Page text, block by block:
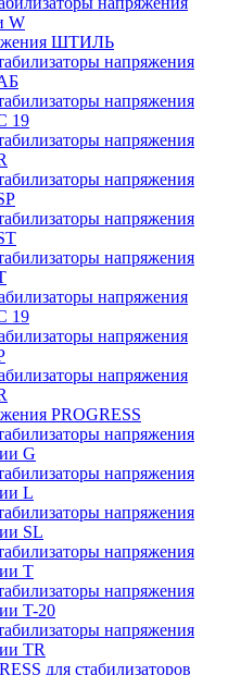
W
ШТИЛЬ
напряжения
напряжения
19
напряжения
напряжения
напряжения
напряжения
напряжения
19
напряжения
напряжения
PROGRESS
напряжения
G
напряжения
L
напряжения
SL
напряжения
T
напряжения
T-20
напряжения
TR
для стабилизаторов